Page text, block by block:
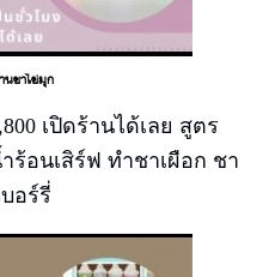
นชาไข่มุก
เปิดร้านได้เลย สูตร
ร้อนเสิร์ฟ ทำชาเผือก ชา
อร์รี่